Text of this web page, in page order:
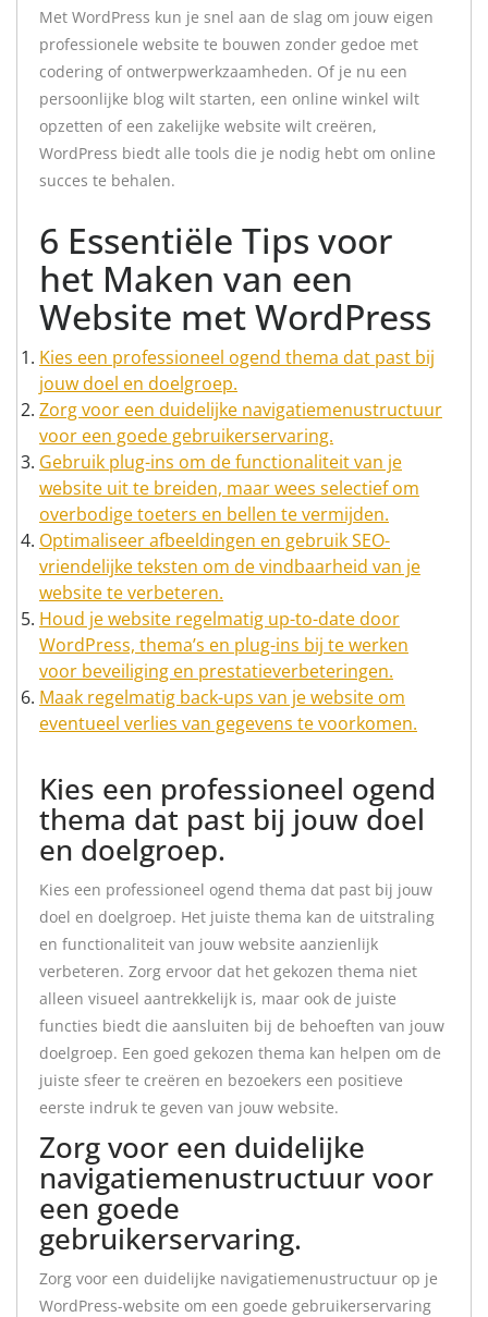
Met WordPress kun je snel aan de slag om jouw eigen
professionele website te bouwen zonder gedoe met
codering of ontwerpwerkzaamheden. Of je nu een
persoonlijke blog wilt starten, een online winkel wilt
opzetten of een zakelijke website wilt creëren,
WordPress biedt alle tools die je nodig hebt om online
succes te behalen.
6 Essentiële Tips voor
het Maken van een
Website met WordPress
Kies een professioneel ogend thema dat past bij
jouw doel en doelgroep.
Zorg voor een duidelijke navigatiemenustructuur
voor een goede gebruikerservaring.
Gebruik plug-ins om de functionaliteit van je
website uit te breiden, maar wees selectief om
overbodige toeters en bellen te vermijden.
Optimaliseer afbeeldingen en gebruik SEO-
vriendelijke teksten om de vindbaarheid van je
website te verbeteren.
Houd je website regelmatig up-to-date door
WordPress, thema’s en plug-ins bij te werken
voor beveiliging en prestatieverbeteringen.
Maak regelmatig back-ups van je website om
eventueel verlies van gegevens te voorkomen.
Kies een professioneel ogend
thema dat past bij jouw doel
en doelgroep.
Kies een professioneel ogend thema dat past bij jouw
doel en doelgroep. Het juiste thema kan de uitstraling
en functionaliteit van jouw website aanzienlijk
verbeteren. Zorg ervoor dat het gekozen thema niet
alleen visueel aantrekkelijk is, maar ook de juiste
functies biedt die aansluiten bij de behoeften van jouw
doelgroep. Een goed gekozen thema kan helpen om de
juiste sfeer te creëren en bezoekers een positieve
eerste indruk te geven van jouw website.
Zorg voor een duidelijke
navigatiemenustructuur voor
een goede
gebruikerservaring.
Zorg voor een duidelijke navigatiemenustructuur op je
WordPress-website om een goede gebruikerservaring